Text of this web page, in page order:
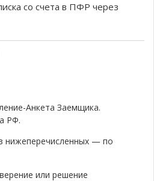
со счета в ПФР через
Анкета Заемщика.
РФ.
ни­жепе­речис­ленных — по
или решение